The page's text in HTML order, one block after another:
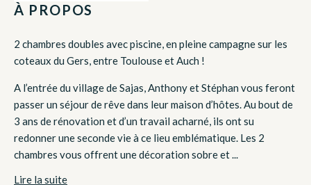
À PROPOS
2 chambres doubles avec piscine, en pleine campagne sur les
coteaux du Gers, entre Toulouse et Auch !
A l’entrée du village de Sajas, Anthony et Stéphan vous feront
passer un séjour de rêve dans leur maison d’hôtes. Au bout de
3 ans de rénovation et d’un travail acharné, ils ont su
redonner une seconde vie à ce lieu emblématique. Les 2
chambres vous offrent une décoration sobre et ...
Lire la suite